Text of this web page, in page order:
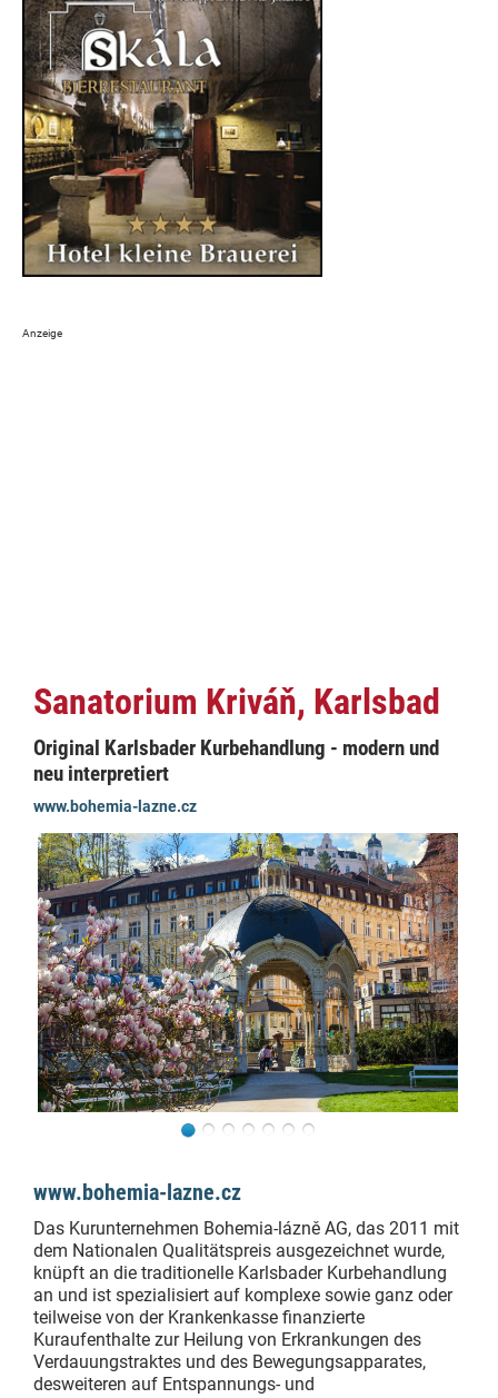
Sanatorium Kriváň, Karlsbad
Original Karlsbader Kurbehandlung - modern und
neu interpretiert
www.bohemia-lazne.cz
www.bohemia-lazne.cz
Das Kurunternehmen Bohemia-lázně AG, das 2011 mit
dem Nationalen Qualitätspreis ausgezeichnet wurde,
knüpft an die traditionelle Karlsbader Kurbehandlung
an und ist spezialisiert auf komplexe sowie ganz oder
teilweise von der Krankenkasse finanzierte
Kuraufenthalte zur Heilung von Erkrankungen des
Verdauungstraktes und des Bewegungsapparates,
desweiteren auf Entspannungs- und